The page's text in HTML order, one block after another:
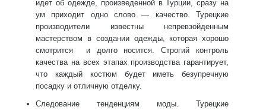
идет об одежде, произведенной в Турции, сразу на
ум приходит одно слово — качество. Турецкие
производители известны непревзойденным
мастерством в создании одежды, которая хорошо
смотрится и долго носится. Строгий контроль
качества на всех этапах производства гарантирует,
что каждый костюм будет иметь безупречную
посадку и отличную отделку.
Следование тенденциям моды . Турецкие